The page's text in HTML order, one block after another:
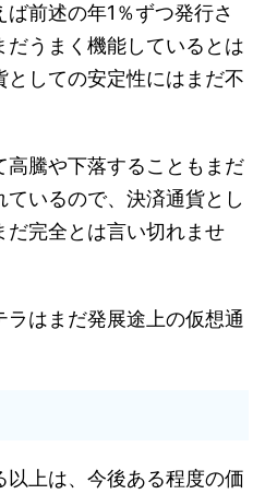
ば前述の年1 ％ずつ発行さ
うまく機能しているとは
しての安定性にはまだ不
騰や下落することもまだ
ているので、決済通貨とし
だ完全とは言い切れませ
はまだ発展途上の仮想通
以上は、今後ある程度の価